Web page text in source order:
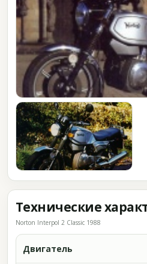
Технические
Norton Interpol 2 Classic 1988
Двигатель